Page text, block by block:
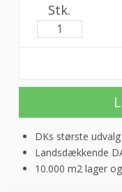
Stk.
DKs største
Landsdækkende
10.000 m2 lager